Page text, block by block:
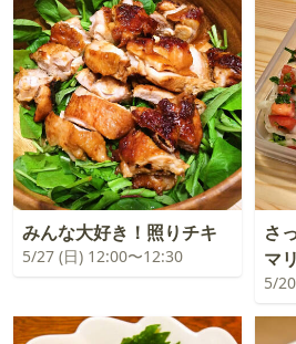
みんな大好き！照りチキ
5/27 (日) 12:00〜12:30
さ
マ
5/